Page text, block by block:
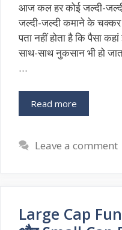
आज कल हर कोई जल्दी-
जल्दी-जल्दी कमाने के चक्कर
पता नहीं होता है कि पैसा
साथ-साथ नुकसान भी हो
…
Read more
Leave a comment
Large Cap